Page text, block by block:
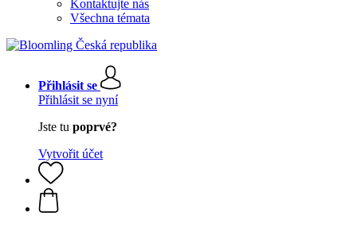
Kontaktujte nás
Všechna témata
Přihlásit se
Přihlásit se nyní
Jste tu poprvé?
Vytvořit účet